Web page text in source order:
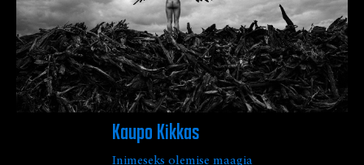
Kaupo Kikkas
Inimeseks olemise maagia